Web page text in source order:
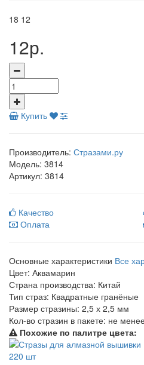
18 12
12р.
Купить
Производитель: Стразами.ру
Модель: 3814
Артикул: 3814
Качество
Оплата
Основные характеристики Все
Цвет: Аквамарин
Страна производства: Китай
Тип страз: Квадратные гранёные
Размер стразины: 2,5 х 2,5 мм
Кол-во стразин в пакете: не
Похожие по палитре цвета: